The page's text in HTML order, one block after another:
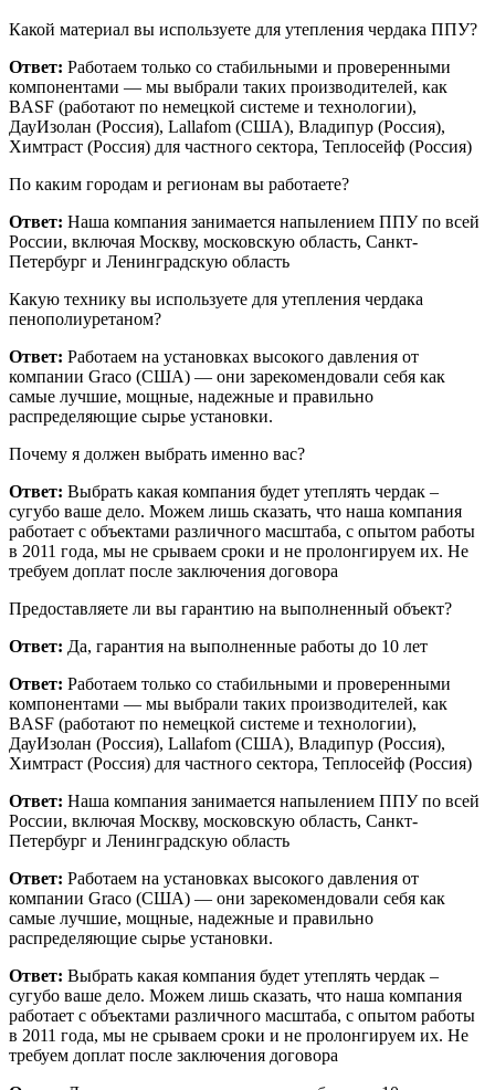
Какой материал вы используете для утепления чердака ППУ?
Ответ: Работаем только со стабильными и проверенными
компонентами — мы выбрали таких производителей, как
BASF (работают по немецкой системе и технологии),
ДауИзолан (Россия), Lallafom (США), Владипур (Россия),
Химтраст (Россия) для частного сектора, Теплосейф (Россия)
По каким городам и регионам вы работаете?
Ответ: Наша компания занимается напылением ППУ по всей
России, включая Москву, московскую область, Санкт-
Петербург и Ленинградскую область
Какую технику вы используете для утепления чердака
пенополиуретаном?
Ответ: Работаем на установках высокого давления от
компании Graco (США) — они зарекомендовали себя как
самые лучшие, мощные, надежные и правильно
распределяющие сырье установки.
Почему я должен выбрать именно вас?
Ответ: Выбрать какая компания будет утеплять чердак –
сугубо ваше дело. Можем лишь сказать, что наша компания
работает с объектами различного масштаба, с опытом работы
в 2011 года, мы не срываем сроки и не пролонгируем их. Не
требуем доплат после заключения договора
Предоставляете ли вы гарантию на выполненный объект?
Ответ: Да, гарантия на выполненные работы до 10 лет
Ответ: Работаем только со стабильными и проверенными
компонентами — мы выбрали таких производителей, как
BASF (работают по немецкой системе и технологии),
ДауИзолан (Россия), Lallafom (США), Владипур (Россия),
Химтраст (Россия) для частного сектора, Теплосейф (Россия)
Ответ: Наша компания занимается напылением ППУ по всей
России, включая Москву, московскую область, Санкт-
Петербург и Ленинградскую область
Ответ: Работаем на установках высокого давления от
компании Graco (США) — они зарекомендовали себя как
самые лучшие, мощные, надежные и правильно
распределяющие сырье установки.
Ответ: Выбрать какая компания будет утеплять чердак –
сугубо ваше дело. Можем лишь сказать, что наша компания
работает с объектами различного масштаба, с опытом работы
в 2011 года, мы не срываем сроки и не пролонгируем их. Не
требуем доплат после заключения договора